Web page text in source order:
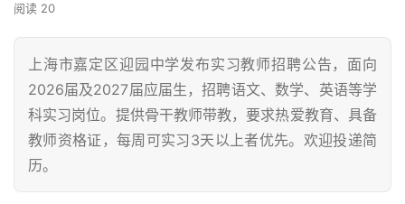
阅读 20
上海市嘉定区迎园中学发布实习教师招聘公告，面向
2026届及2027届应届生，招聘语文、数学、英语等学
科实习岗位。提供骨干教师带教，要求热爱教育、具备
教师资格证，每周可实习3天以上者优先。欢迎投递简
历。